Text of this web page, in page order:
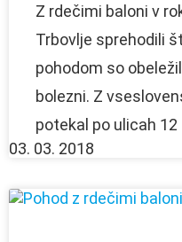
Z rdečimi baloni v
Trbovlje sprehodili
pohodom so
bolezni. Z
potekal po ulicah 12
03. 03. 2018